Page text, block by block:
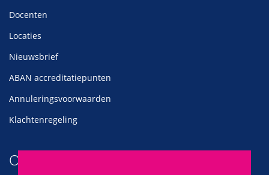
Docenten
Locaties
Nieuwsbrief
ABAN accreditatiepunten
Annuleringsvoorwaarden
Klachtenregeling
Ontvang onze nieuwsbrief